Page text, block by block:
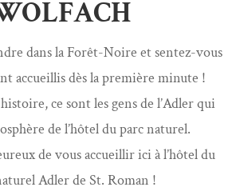
dans la Forêt-Noire et sentez-vous
accueillis dès la première minute !
ce sont les gens de l’Adler qui
de l’hôtel du parc naturel.
de vous accueillir ici à l’hôtel du
Adler de St. Roman !